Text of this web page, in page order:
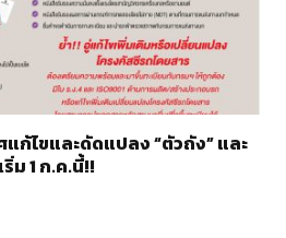
แก้ไขและดัดแปลง “ตัวถัง” และ
ม 1 ก.ค.นี้!!